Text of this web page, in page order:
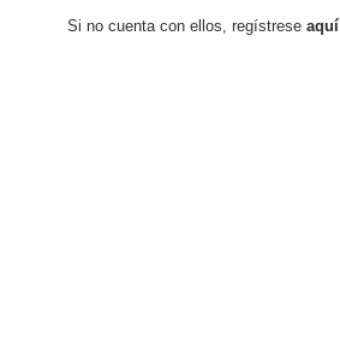
Si no cuenta con ellos, regístreseaquí